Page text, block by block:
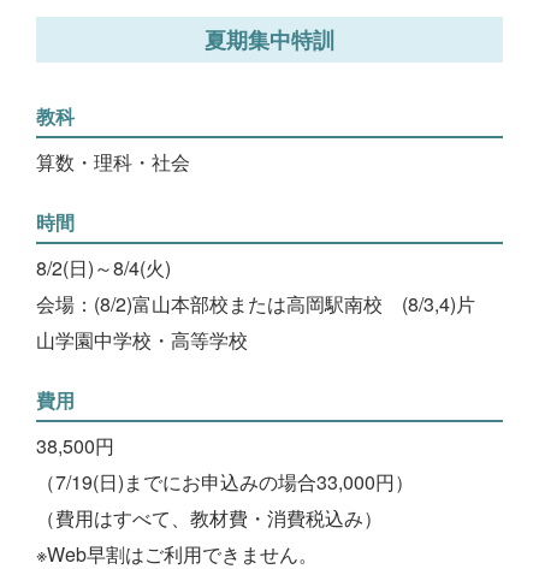
夏期集中特訓
教科
算数・理科・社会
時間
8/2(日)～8/4(火)
会場：(8/2)富山本部校または高岡駅南校 (8/3,4)片
山学園中学校・高等学校
費用
38,500円
（7/19(日)までにお申込みの場合33,000円）
（費用はすべて、教材費・消費税込み）
※Web早割はご利用できません。